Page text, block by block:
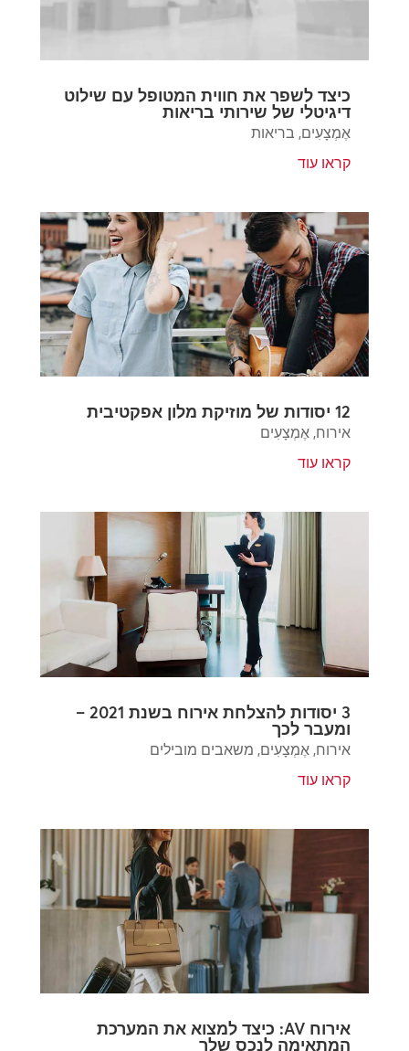
כיצד לשפר את חווית המטופל עם שילוט
דיגיטלי של שירותי בריאות
אֶמְצָעִים, בריאות
קראו עוד
12 יסודות של מוזיקת מלון אפקטיבית
אירוח, אֶמְצָעִים
קראו עוד
3 יסודות להצלחת אירוח בשנת 2021 –
ומעבר לכך
אירוח, אֶמְצָעִים, משאבים מובילים
קראו עוד
אירוח AV: כיצד למצוא את המערכת
המתאימה לנכס שלך